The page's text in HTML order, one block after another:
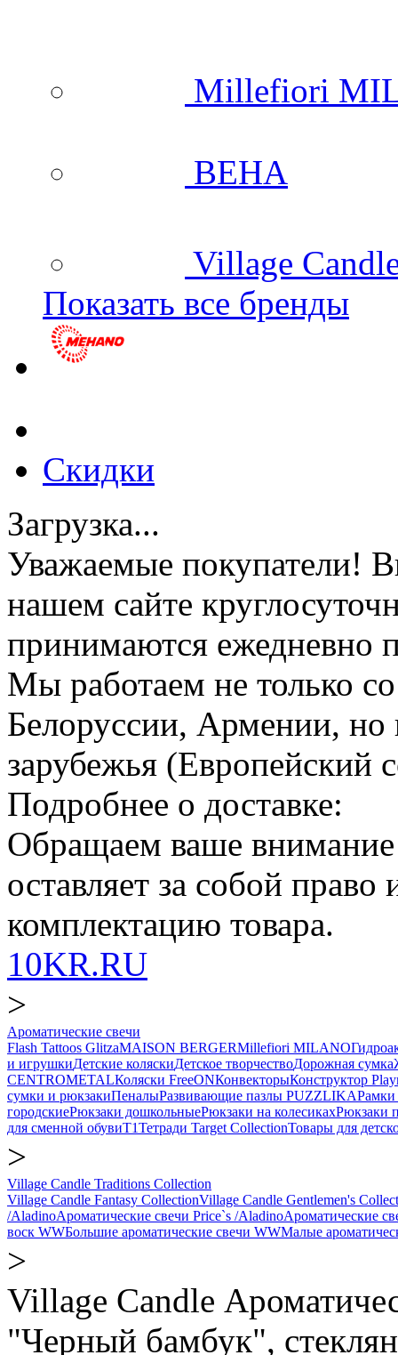
Millefiori
BEHA
Village
Показать все бренды
Скидки
Загрузка...
Уважаемые покупатели!
нашем сайте
принимаются ежедневно
Мы работаем не только
Белоруссии, Армении, но
зарубежья
Подробнее о доставке:
Обращаем ваше внимание
оставляет за собой
комплектацию товара.
10KR.RU
>
Ароматические свечи
Flash Tattoos GlitzaMAISON BERGERMillefiori MILANO
и игрушкиДетские коляскиДетское творчествоДорожная сумка
CENTROMETALКоляски FreeONКонвекторыКонструктор
сумки и рюкзакиПеналыРазвивающие пазлы PUZZLIKAРамки
городскиеРюкзаки дошкольныеРюкзаки на колесикахРюкзаки
для сменной обувиТ1Тетради Target CollectionТовары для
>
Village Candle Traditions Collection
Village Candle Fantasy CollectionVillage Candle Gentlemen's
/AladinoАроматические свечи Price`s /AladinoАроматические
воск WWБольшие ароматические свечи WWМалые
>
Village Candle
"Черный бамбук",